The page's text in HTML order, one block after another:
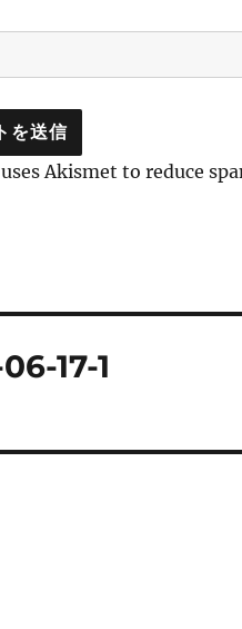
Akismet to reduce
17-1